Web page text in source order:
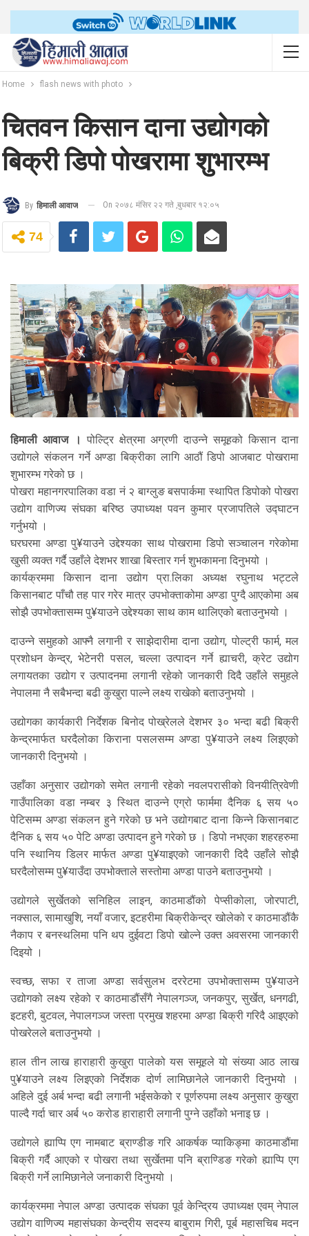
Home flash news with photo
चितवन किसान दाना उद्योगको
बिक्री डिपो पोखरामा शुभारम्भ
By हिमाली आवाज On २०७८ मंसिर २२ गते ,बुधबार १२:०५
74
हिमाली आवाज । पोल्ट्रि क्षेत्रमा अग्रणी दाउन्ने समूहको किसान दाना
उद्योगले संकलन गर्ने अण्डा बिक्रीका लागि आठौं डिपो आजबाट पोखरामा
शुभारम्भ गरेको छ ।
पोखरा महानगरपालिका वडा नं २ बाग्लुङ बसपार्कमा स्थापित डिपोको पोखरा
उद्योग वाणिज्य संघका बरिष्ठ उपाध्यक्ष पवन कुमार प्रजापतिले उद्घाटन
गर्नुभयो ।
घरघरमा अण्डा पु¥याउने उद्देश्यका साथ पोखरामा डिपो सञ्चालन गरेकोमा
खुसी व्यक्त गर्दै उहाँले देशभर शाखा बिस्तार गर्न शुभकामना दिनुभयो ।
कार्यक्रममा किसान दाना उद्योग प्रा.लिका अध्यक्ष रघुनाथ भट्टले
किसानबाट पाँचौ तह पार गरेर मात्र उपभोक्ताकोमा अण्डा पुग्दै आएकोमा अब
सोझै उपभोक्तासम्म पु¥याउने उद्देश्यका साथ काम थालिएको बताउनुभयो ।
दाउन्ने समुहको आफ्नै लगानी र साझेदारीमा दाना उद्योग, पोल्ट्री फार्म, मल
प्रशोधन केन्द्र, भेटेनरी पसल, चल्ला उत्पादन गर्ने ह्याचरी, क्रेट उद्योग
लगायतका उद्योग र उत्पादनमा लगानी रहेको जानकारी दिदै उहाँले समुहले
नेपालमा नै सबैभन्दा बढी कुखुरा पाल्ने लक्ष्य राखेको बताउनुभयो ।
उद्योगका कार्यकारी निर्देशक बिनोद पोख्रेलले देशभर ३० भन्दा बढी बिक्री
केन्द्रमार्फत घरदैलोका किराना पसलसम्म अण्डा पु¥याउने लक्ष्य लिइएको
जानकारी दिनुभयो ।
उहाँका अनुसार उद्योगको समेत लगानी रहेको नवलपरासीको विनयीत्रिवेणी
गाउँपालिका वडा नम्बर ३ स्थित दाउन्ने एग्रो फार्ममा दैनिक ६ सय ५०
पेटिसम्म अण्डा संकलन हुने गरेको छ भने उद्योगबाट दाना किन्ने किसानबाट
दैनिक ६ सय ५० पेटि अण्डा उत्पादन हुने गरेको छ । डिपो नभएका शहरहरुमा
पनि स्थानिय डिलर मार्फत अण्डा पु¥याइएको जानकारी दिदै उहाँले सोझै
घरदैलोसम्म पु¥याउँदा उपभोक्ताले सस्तोमा अण्डा पाउने बताउनुभयो ।
उद्योगले सुर्खेतको सनिहिल लाइन, काठमाडौंको पेप्सीकोला, जोरपाटी,
नक्साल, सामाखुशि, नयाँ वजार, इटहरीमा बिक्रीकेन्द्र खोलेको र काठमाडौंकै
नैकाप र बनस्थलिमा पनि थप दुईवटा डिपो खोल्ने उक्त अवसरमा जानकारी
दिइयो ।
स्वच्छ, सफा र ताजा अण्डा सर्वसुलभ दररेटमा उपभोक्तासम्म पु¥याउने
उद्योगको लक्ष्य रहेको र काठमाडौंसँगै नेपालगञ्ज, जनकपुर, सुर्खेत, धनगढी,
इटहरी, बुटवल, नेपालगञ्ज जस्ता प्रमुख शहरमा अण्डा बिक्री गरिदै आइएको
पोखरेलले बताउनुभयो ।
हाल तीन लाख हाराहारी कुखुरा पालेको यस समूहले यो संख्या आठ लाख
पु¥याउने लक्ष्य लिइएको निर्देशक दोर्ण लामिछानेले जानकारी दिनुभयो ।
अहिले दुई अर्ब भन्दा बढी लगानी भईसकेको र पूर्णरुपमा लक्ष्य अनुसार कुखुरा
पाल्दै गर्दा चार अर्ब ५० करोड हाराहारी लगानी पुग्ने उहाँको भनाइ छ ।
उद्योगले ह्याप्पि एग नामबाट ब्राण्डीङ गरि आकर्षक प्याकिङ्मा काठमाडौंमा
बिक्री गर्दै आएको र पोखरा तथा सुर्खेतमा पनि ब्राण्डिङ गरेको ह्याप्पि एग
बिक्री गर्ने लामिछानेले जनाकारी दिनुभयो ।
कार्यक्रममा नेपाल अण्डा उत्पादक संघका पूर्व केन्द्रिय उपाध्यक्ष एवम् नेपाल
उद्योग वाणिज्य महासंघका केन्द्रीय सदस्य बाबुराम गिरी, पूर्ब महासचिब मदन